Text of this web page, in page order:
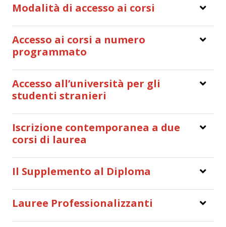
Modalità di accesso ai corsi
Accesso ai corsi a numero
programmato
Accesso all’università per gli
studenti stranieri
Iscrizione contemporanea a due
corsi di laurea
Il Supplemento al Diploma
Lauree Professionalizzanti